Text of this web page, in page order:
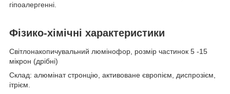
гіпоалергенні.
Фізико-хімічні характеристики
Світлонакопичувальний люмінофор, розмір частинок 5 -15
мікрон (дрібні)
Склад: алюмінат стронцію, активоване європієм, диспрозієм,
ітрієм.